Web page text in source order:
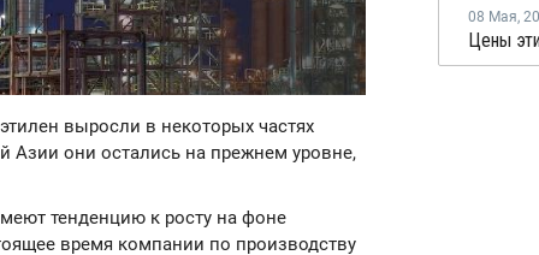
выросли в некоторых частях
Азии они остались на прежнем уровне,
тенденцию к росту на фоне
время компании по производству
08 Мая,
Цены